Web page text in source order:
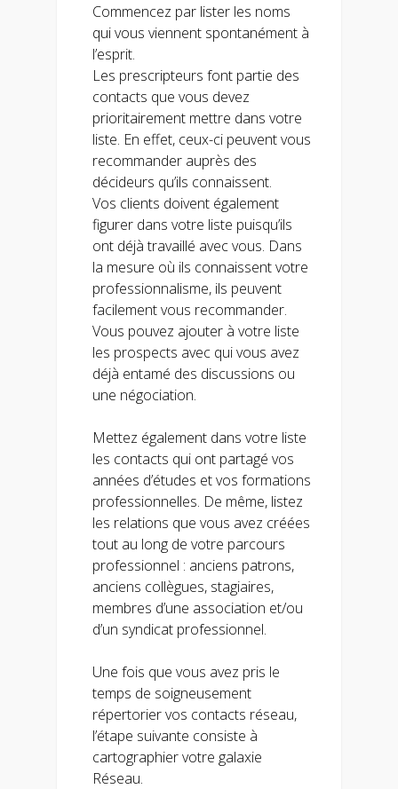
Commencez par lister les noms
qui vous viennent spontanément à
l’esprit.
Les prescripteurs font partie des
contacts que vous devez
prioritairement mettre dans votre
liste. En effet, ceux-ci peuvent vous
recommander auprès des
décideurs qu’ils connaissent.
Vos clients doivent également
figurer dans votre liste puisqu’ils
ont déjà travaillé avec vous. Dans
la mesure où ils connaissent votre
professionnalisme, ils peuvent
facilement vous recommander.
Vous pouvez ajouter à votre liste
les prospects avec qui vous avez
déjà entamé des discussions ou
une négociation.
Mettez également dans votre liste
les contacts qui ont partagé vos
années d’études et vos formations
professionnelles. De même, listez
les relations que vous avez créées
tout au long de votre parcours
professionnel : anciens patrons,
anciens collègues, stagiaires,
membres d’une association et/ou
d’un syndicat professionnel.
Une fois que vous avez pris le
temps de soigneusement
répertorier vos contacts réseau,
l’étape suivante consiste à
cartographier votre galaxie
Réseau.